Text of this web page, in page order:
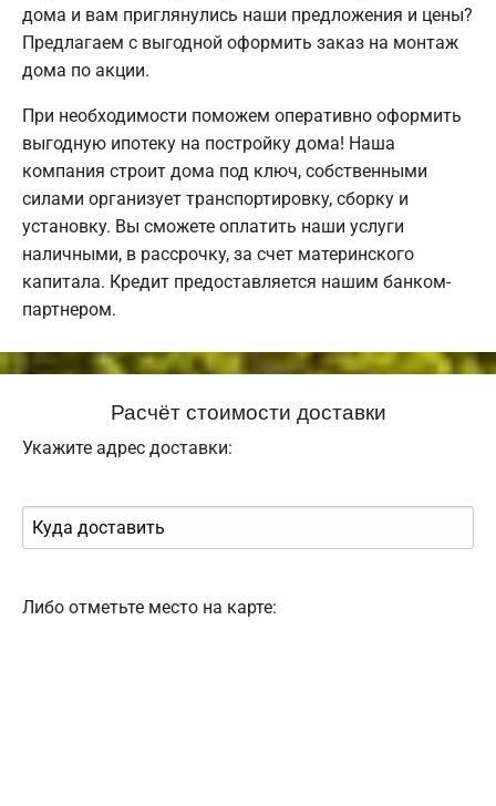
дома и вам приглянулись наши предложения и цены?
Предлагаем с выгодной оформить заказ на монтаж
дома по акции.
При необходимости поможем оперативно оформить
выгодную ипотеку на постройку дома! Наша
компания строит дома под ключ, собственными
силами организует транспортировку, сборку и
установку. Вы сможете оплатить наши услуги
наличными, в рассрочку, за счет материнского
капитала. Кредит предоставляется нашим банком-
партнером.
Расчёт стоимости доставки
Укажите адрес доставки:
Либо отметьте место на карте: